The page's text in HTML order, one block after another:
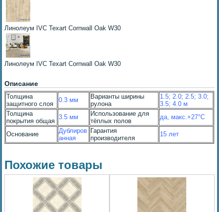
Линолеум IVC Texart Cornwall Oak W30
Линолеум IVC Texart Cornwall Oak W30
Описание
Толщина
защитного слоя
0.3 мм
Варианты ширины
рулона
1.5; 2.0; 2.5; 3.0;
3.5; 4.0 м
Толщина
покрытия общая
3.5 мм
Использование для
тёплых полов
да, макс.+27°С
Основание
Дублиров
анная
Гарантия
производителя
15 лет
Похожие товары